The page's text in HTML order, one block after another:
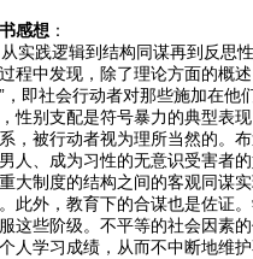
感想 ：
实践逻辑到结构同谋再到反思
程中发现，除了理论方面的概
，即社会行动者对那些施加在他
性别支配是符号暴力的典型表
，被行动者视为理所当然的。
人、成为习性的无意识受害者
大制度的结构之间的客观同谋
此外，教育下的合谋也是佐证
这些阶级。不平等的社会因素
人学习成绩，从而不中断地维